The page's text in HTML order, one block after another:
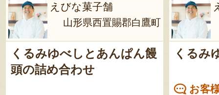
えびな菓子舗
山形県西置賜郡白鷹町
くるみゆべしとあんぱん饅
頭の詰め合わせ
くるみ
お客